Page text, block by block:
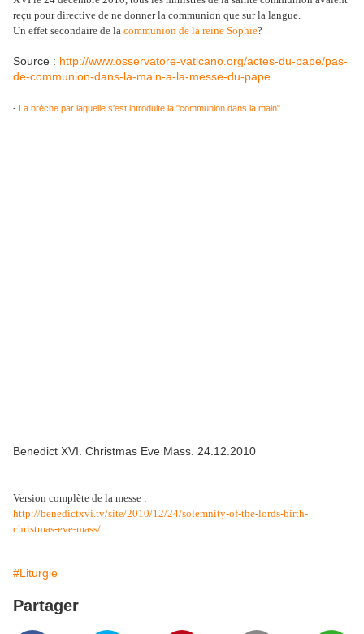
reçu pour directive de ne donner la communion que sur la langue.
Un effet secondaire de la communion de la reine Sophie?
Source : http://www.osservatore-vaticano.org/actes-du-pape/pas-
de-communion-dans-la-main-a-la-messe-du-pape
- La brèche par laquelle s'est introduite la "communion dans la main"
Benedict XVI. Christmas Eve Mass. 24.12.2010
Version complète de la messe :
http://benedictxvi.tv/site/2010/12/24/solemnity-of-the-lords-birth-
christmas-eve-mass/
#Liturgie
Partager